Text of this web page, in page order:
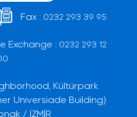
Fax : 0232 293 39 95
Exchange : 0232 293 12
Kültürpark
Universiade Building)
/ İZMİR